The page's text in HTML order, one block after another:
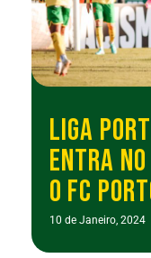
LIGA
ENTRA
O FC
10 de Janeiro, 2024